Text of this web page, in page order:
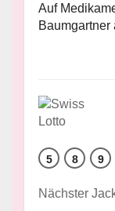
Auf
Baumgartner
5 8 9
Nächster